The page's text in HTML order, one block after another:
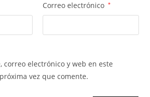
Correo electrónico *
correo electrónico y web en este
vez que comente.